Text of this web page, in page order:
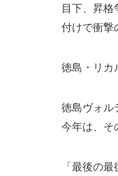
目下、昇格
付けで衝撃
徳島・リカ
徳島ヴォル
今年は、そ
「最後の